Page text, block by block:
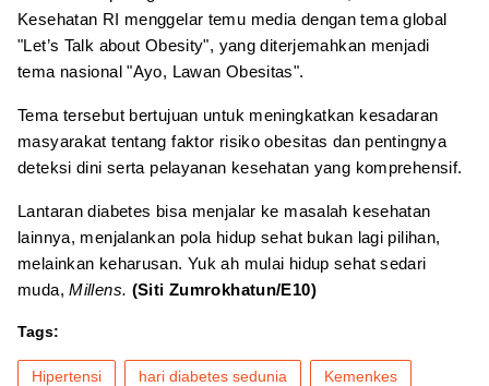
Kesehatan RI menggelar temu media dengan tema global
"Let’s Talk about Obesity", yang diterjemahkan menjadi
tema nasional "Ayo, Lawan Obesitas".
Tema tersebut bertujuan untuk meningkatkan kesadaran
masyarakat tentang faktor risiko obesitas dan pentingnya
deteksi dini serta pelayanan kesehatan yang komprehensif.
Lantaran diabetes bisa menjalar ke masalah kesehatan
lainnya, menjalankan pola hidup sehat bukan lagi pilihan,
melainkan keharusan. Yuk ah mulai hidup sehat sedari
muda,Millens. (Siti Zumrokhatun/E10)
Tags:
Hipertensi hari diabetes sedunia Kemenkes